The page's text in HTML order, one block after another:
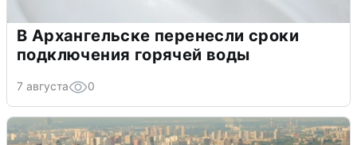
В Архангельске перенесли сроки
подключения горячей воды
7 августа 0